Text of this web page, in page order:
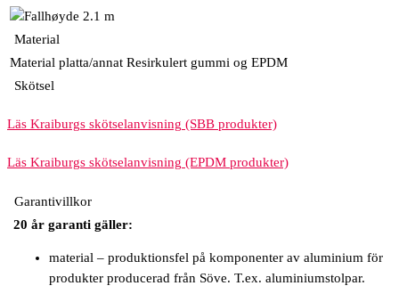
2.1 m
Material
Material platta/annat Resirkulert gummi og EPDM
Skötsel
Läs Kraiburgs skötselanvisning (SBB produkter)
Läs Kraiburgs skötselanvisning (EPDM produkter)
Garantivillkor
20 år garanti gäller:
material – produktionsfel på komponenter av aluminium för
produkter producerad från Söve. T.ex. aluminiumstolpar.